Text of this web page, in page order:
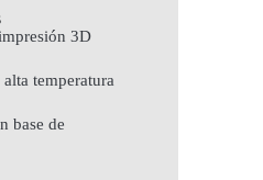
3D
temperatura
base de